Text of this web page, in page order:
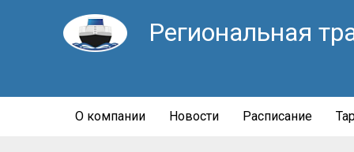
Региональная
О компании Новости Расписание